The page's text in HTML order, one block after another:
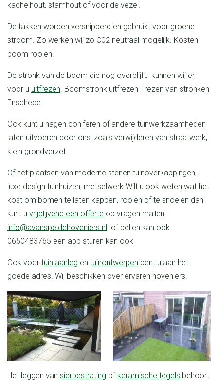
kachelhout, stamhout of voor de vezel.
De takken worden versnipperd en gebruikt voor groene
stroom. Zo werken wij zo C02 neutraal mogelijk. Kosten
boom rooien.
De stronk van de boom die nog overblijft, kunnen wij er
voor u uitfrezen. Boomstronk uitfrezen Frezen van stronken
Enschede
Ook kunt u hagen coniferen of andere tuinwerkzaamheden
laten uitvoeren door ons; zoals verwijderen van straatwerk,
klein grondverzet.
Of het plaatsen van moderne stenen tuinoverkappingen,
luxe design tuinhuizen, metselwerk.Wilt u ook weten wat het
kost om bomen te laten kappen, rooien of te snoeien dan
kunt u vrijblijvend een offerte op vragen mailen
info@avanspeldehoveniers.nl of bellen kan ook
0650483765 een app sturen kan ook
Ook voor tuin aanleg en tuinontwerpen bent u aan het
goede adres. Wij beschikken over ervaren hoveniers.
Het leggen van sierbestrating of keramische tegels behoort